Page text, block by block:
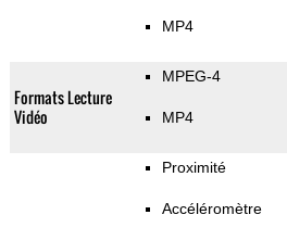
MP4
Formats Lecture
Vidéo
MPEG-4
MP4
Proximité
Accéléromètre